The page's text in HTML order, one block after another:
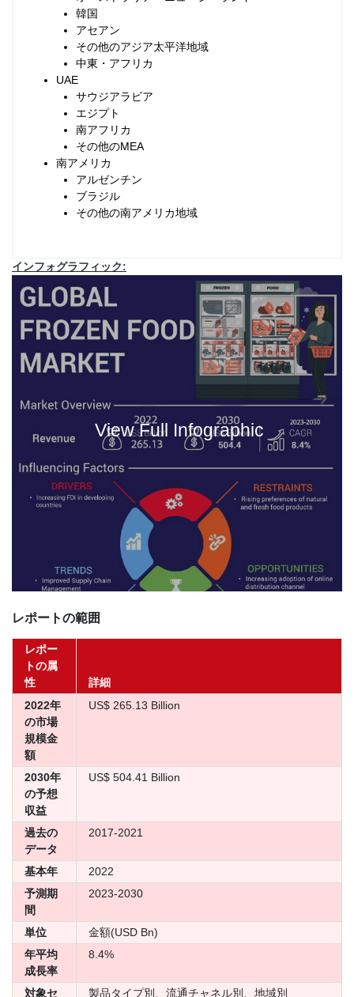
韓国
アセアン
その他のアジア太平洋地域
中東・アフリカ
UAE
サウジアラビア
エジプト
南アフリカ
その他のMEA
南アメリカ
アルゼンチン
ブラジル
その他の南アメリカ地域
インフォグラフィック:
View Full Infographic
レポートの範囲
レポー
トの属
性
詳細
2022年
の市場
規模金
額
US$ 265.13 Billion
2030年
の予想
収益
US$ 504.41 Billion
過去の
データ
2017-2021
基本年
2022
予測期
間
2023-2030
単位
金額(USD Bn)
年平均
成長率
8.4%
対象セ
製品タイプ別、流通チャネル別、地域別